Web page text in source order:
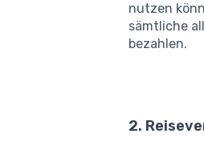
nutzen
sämtliche
bezahlen.
2.